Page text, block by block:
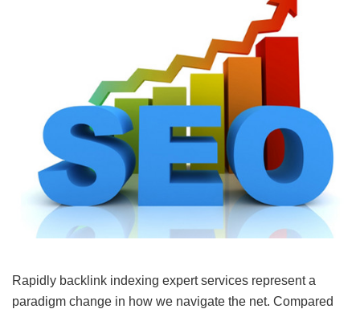
Rapidly backlink indexing expert services represent a
paradigm change in how we navigate the net. Compared